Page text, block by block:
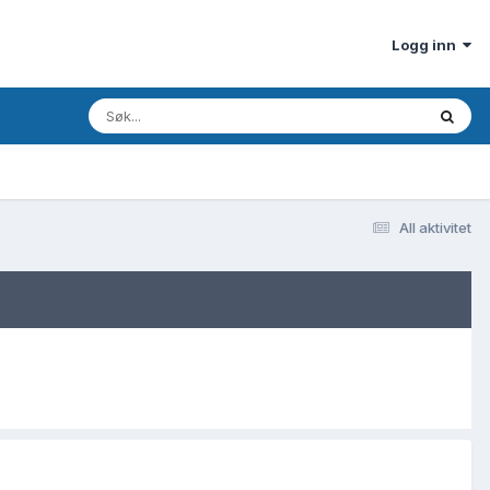
Logg inn
All aktivitet